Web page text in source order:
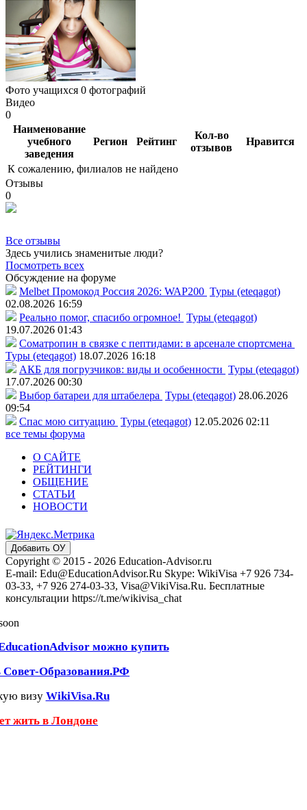
Фото учащихся 0 фотографий
Видео
0
Наименование
учебного
заведения
Регион Рейтинг
Кол-во
отзывов
Нравится
К сожалению, филиалов не найдено
Отзывы
0
Все отзывы
Здесь учились знаменитые люди?
Посмотреть всех
Обсуждение на форуме
Melbet Промокод Россия 2026: WAP200 Туры (eteqagot)
02.08.2026 16:59
Реально помог, спасибо огромное! Туры (eteqagot)
19.07.2026 01:43
Соматропин в связке с пептидами: в арсенале спортсмена
Туры (eteqagot) 18.07.2026 16:18
АКБ для погрузчиков: виды и особенности Туры (eteqagot)
17.07.2026 00:30
Выбор батареи для штабелера Туры (eteqagot) 28.06.2026
09:54
Спас мою ситуацию Туры (eteqagot) 12.05.2026 02:11
все темы форума
О САЙТЕ
РЕЙТИНГИ
ОБЩЕНИЕ
СТАТЬИ
НОВОСТИ
Добавить ОУ
Copyright © 2015 - 2026 Education-Advisor.ru
E-mail: Edu@EducationAdvisor.Ru Skype: WikiVisa +7 926 734-
03-33, +7 926 274-03-33, Visa@VikiVisa.Ru. Бесплатные
консультации https://t.me/wikivisa_chat
можно купить
Совет-Образования.РФ
визу WikiVisa.Ru
жить в Лондоне